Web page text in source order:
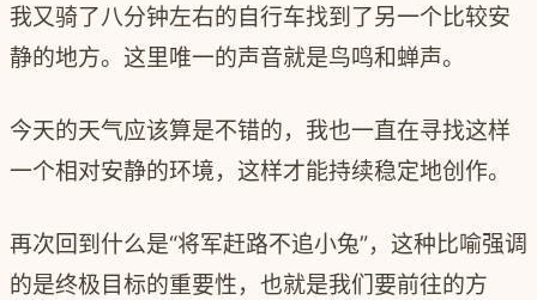
我又骑了八分钟左右的自行车找到了另一个比较安
静的地方。这里唯一的声音就是鸟鸣和蝉声。
今天的天气应该算是不错的，我也一直在寻找这样
一个相对安静的环境，这样才能持续稳定地创作。
再次回到什么是“将军赶路不追小兔”，这种比喻强调
的是终极目标的重要性，也就是我们要前往的方